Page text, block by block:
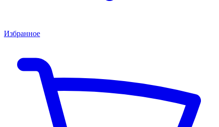
Избранное